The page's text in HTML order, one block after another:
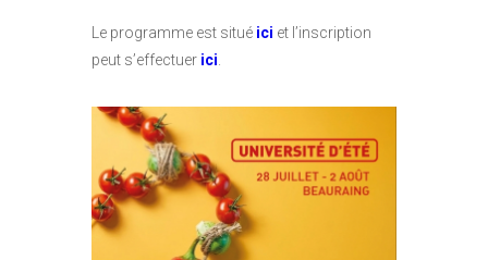
Le programme est situé ici et l’inscription
peut s’effectuer ici